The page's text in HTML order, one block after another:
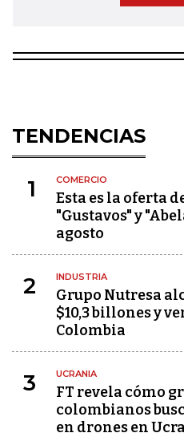
TENDENCIAS
1 COMERCIO
Esta es la oferta
"Gustavos" y
agosto
2 INDUSTRIA
Grupo Nutresa
$10,3 billones y
Colombia
3 UCRANIA
FT revela cómo
colombianos
en drones en